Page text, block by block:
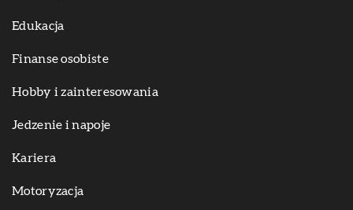
Edukacja
Finanse osobiste
Hobby i zainteresowania
Jedzenie i napoje
Kariera
Motoryzacja